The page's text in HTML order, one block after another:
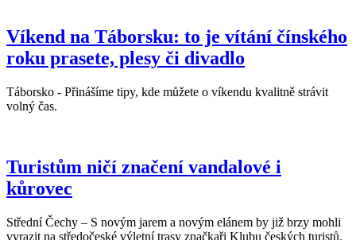
Víkend na Táborsku: to je vítání čínského
roku prasete, plesy či divadlo
Táborsko - Přinášíme tipy, kde můžete o víkendu kvalitně strávit
volný čas.
Turistům ničí značení vandalové i
kůrovec
Střední Čechy – S novým jarem a novým elánem by již brzy mohli
vyrazit na středočeské výletní trasy značkaři Klubu českých turistů.